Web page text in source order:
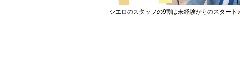
シエロのスタッフの9割は未経験からのスタート♪